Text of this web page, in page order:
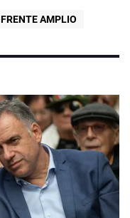
FRENTE AMPLIO